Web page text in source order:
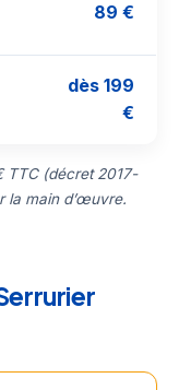
89 €
dès 199
€
TTC (décret 2017-
la main d’œuvre.